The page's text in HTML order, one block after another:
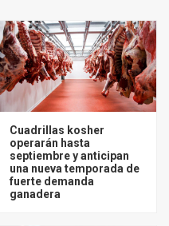
Cuadrillas kosher
operarán hasta
septiembre y anticipan
una nueva temporada de
fuerte demanda
ganadera